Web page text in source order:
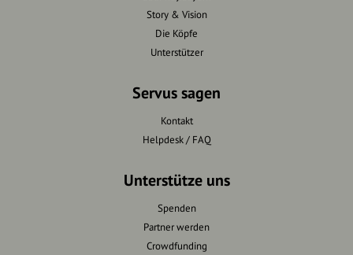
Story & Vision
Die Köpfe
Unterstützer
Servus sagen
Kontakt
Helpdesk / FAQ
Unterstütze uns
Spenden
Partner werden
Crowdfunding